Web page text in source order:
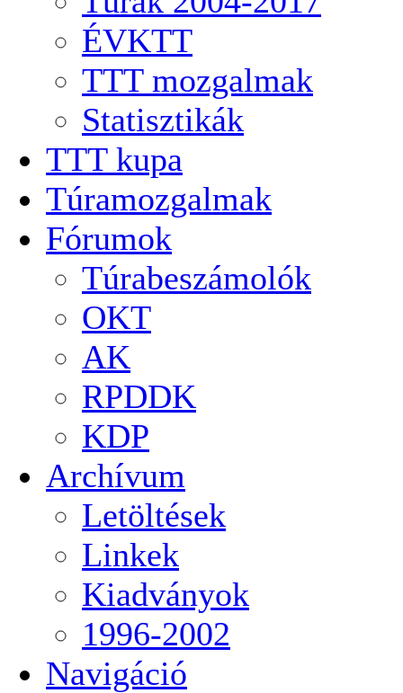
ÉVKTT
TTT mozgalmak
Statisztikák
TTT kupa
Túramozgalmak
Fórumok
Túrabeszámolók
OKT
AK
RPDDK
KDP
Archívum
Letöltések
Linkek
Kiadványok
1996-2002
Navigáció